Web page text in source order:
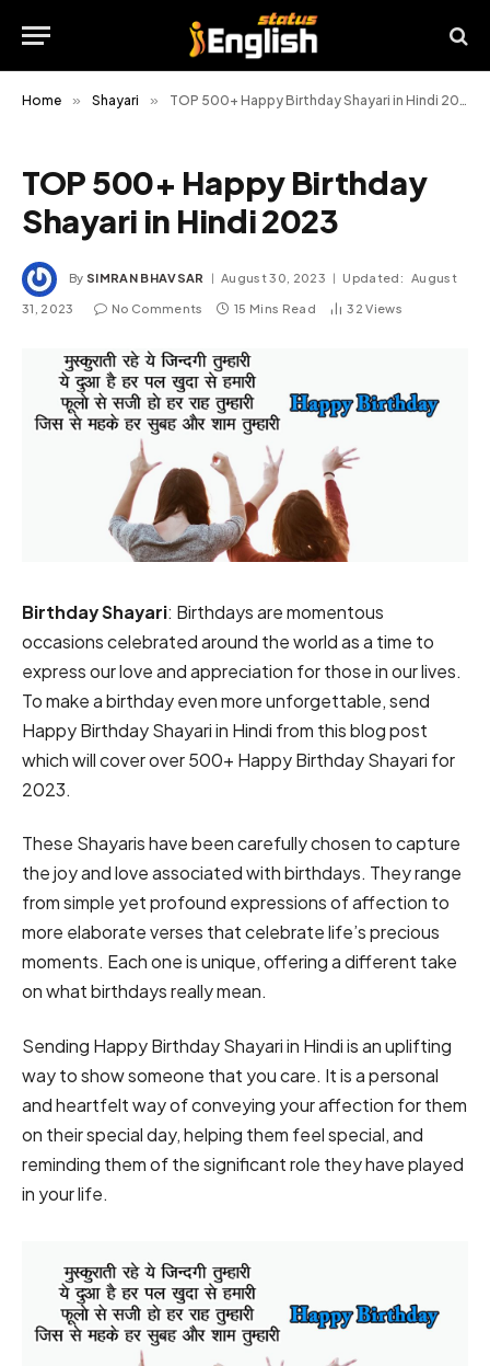
Home » Shayari » TOP 500+ Happy Birthday Shayari in Hindi 2023
TOP 500+ Happy Birthday
Shayari in Hindi 2023
By SIMRAN BHAVSAR August 30, 2023 Updated: August
31, 2023 No Comments 15 Mins Read 32Views
Birthday Shayari: Birthdays are momentous
occasions celebrated around the world as a time to
express our love and appreciation for those in our lives.
To make a birthday even more unforgettable, send
Happy Birthday Shayari in Hindi from this blog post
which will cover over 500+ Happy Birthday Shayari for
2023.
These Shayaris have been carefully chosen to capture
the joy and love associated with birthdays. They range
from simple yet profound expressions of affection to
more elaborate verses that celebrate life’s precious
moments. Each one is unique, offering a different take
on what birthdays really mean.
Sending Happy Birthday Shayari in Hindi is an uplifting
way to show someone that you care. It is a personal
and heartfelt way of conveying your affection for them
on their special day, helping them feel special, and
reminding them of the significant role they have played
in your life.